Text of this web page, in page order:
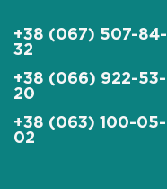
+38 (067) 507-84-
32
+38 (066) 922-53-
20
+38 (063) 100-05-
02